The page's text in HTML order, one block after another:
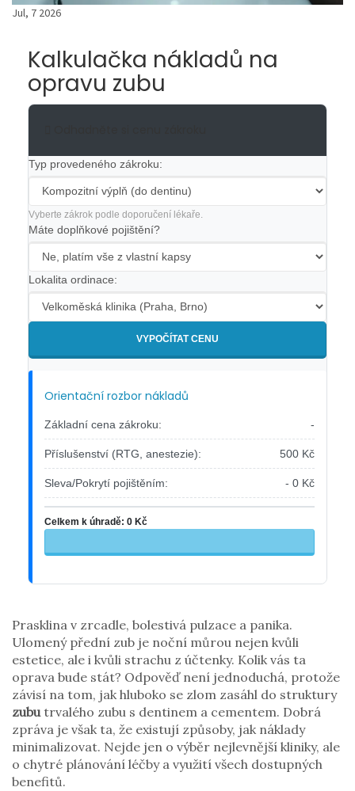
Jul, 7 2026
Kalkulačka nákladů na
opravu zubu
Typ provedeného zákroku:
Vyberte zákrok podle doporučení lékaře.
Máte doplňkové pojištění?
Lokalita ordinace:
VYPOČÍTAT CENU
Orientační rozbor nákladů
Základní cena zákroku: -
Příslušenství (RTG, anestezie): 500 Kč
Sleva/Pokrytí pojištěním: - 0 Kč
Celkem k úhradě: 0 Kč
Prasklina v zrcadle, bolestivá pulzace a panika.
Ulomený přední zub je noční můrou nejen kvůli
estetice, ale i kvůli strachu z účtenky. Kolik vás ta
oprava bude stát? Odpověď není jednoduchá, protože
závisí na tom, jak hluboko se zlom zasáhl do struktury
zubu trvalého zubu s dentinem a cementem. Dobrá
zpráva je však ta, že existují způsoby, jak náklady
minimalizovat. Nejde jen o výběr nejlevnější kliniky, ale
o chytré plánování léčby a využití všech dostupných
benefitů.